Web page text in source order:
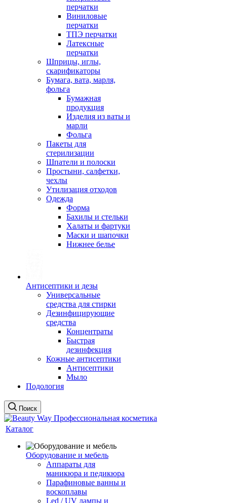
перчатки
Виниловые
перчатки
ТПЭ перчатки
Латексные
перчатки
Шприцы, иглы,
скарификаторы
Бумага, вата, марля,
фольга
Бумажная
продукция
Изделия из ваты и
марли
Фольга
Пакеты для
стерилизации
Шпатели и полоски
Простыни, салфетки,
чехлы
Утилизация отходов
Одежда
Форма
Бахилы и стельки
Халаты и фартуки
Маски и шапочки
Нижнее белье
Антисептики и дезы
Универсальные
средства для стирки
Дезинфицирующие
средства
Концентраты
Быстрая
дезинфекция
Кожные антисептики
Антисептики
Мыло
Подология
Поиск
Каталог
Оборудование и мебель
Аппараты для
маникюра и педикюра
Парафиновые ванны и
воскоплавы
Led / UV лампы и